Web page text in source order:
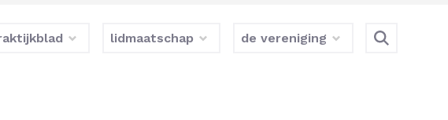
lidmaatschap de vereniging